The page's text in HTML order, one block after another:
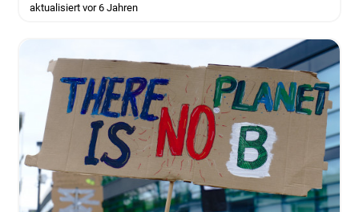
aktualisiert vor 6 Jahren